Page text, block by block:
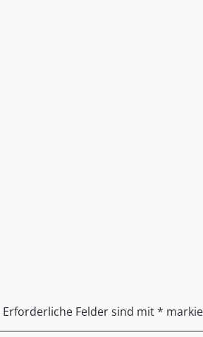
Erforderliche Felder sind mit*